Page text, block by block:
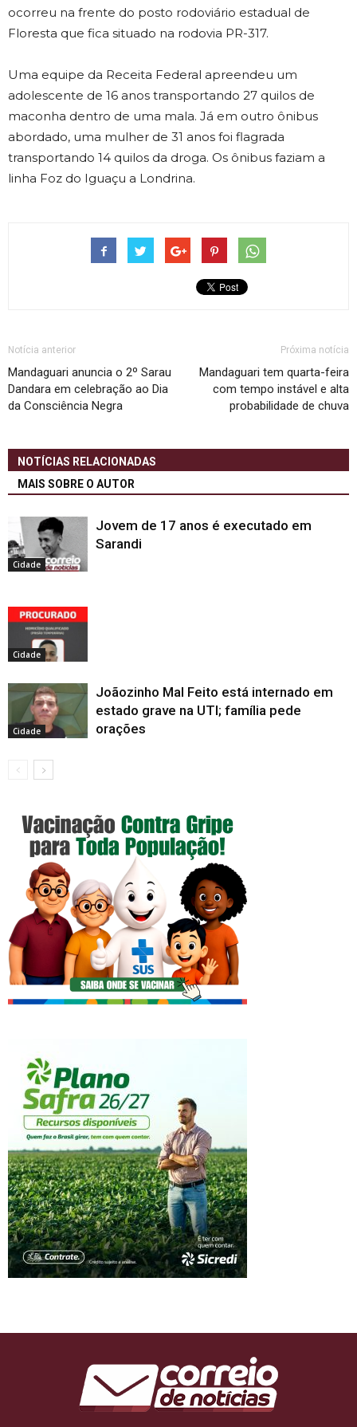
ocorreu na frente do posto rodoviário estadual de
Floresta que fica situado na rodovia PR-317.
Uma equipe da Receita Federal apreendeu um
adolescente de 16 anos transportando 27 quilos de
maconha dentro de uma mala. Já em outro ônibus
abordado, uma mulher de 31 anos foi flagrada
transportando 14 quilos da droga. Os ônibus faziam a
linha Foz do Iguaçu a Londrina.
Notícia anterior
Mandaguari anuncia o 2º Sarau
Dandara em celebração ao Dia
da Consciência Negra
Próxima notícia
Mandaguari tem quarta-feira
com tempo instável e alta
probabilidade de chuva
NOTÍCIAS RELACIONADAS
MAIS SOBRE O AUTOR
Cidade
Jovem de 17 anos é executado em
Sarandi
Cidade
Cidade
Joãozinho Mal Feito está internado em
estado grave na UTI; família pede
orações